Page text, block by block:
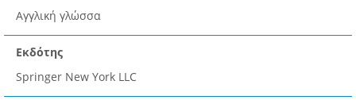
Αγγλική γλώσσα
Εκδότης
Springer New York LLC